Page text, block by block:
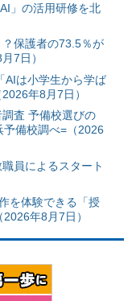
」の活用研修を北
保護者の73.5％が
7日）
AIは小学生から学ば
年8月7日）
査 予備校選びの
備校調べ=（2026
員によるスタート
を体験できる「授
年8月7日）